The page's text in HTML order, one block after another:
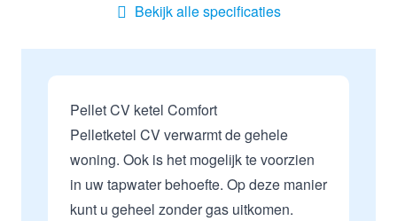
Bekijk alle specificaties
Pellet CV ketel Comfort
Pelletketel CVverwarmt de gehele
woning. Ook is het mogelijk te voorzien
in uwtapwaterbehoefte. Op deze manier
kunt u geheel zonder gas uitkomen.